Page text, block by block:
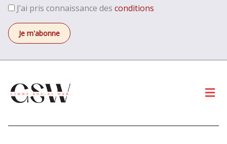
J’ai pris connaissance des conditions